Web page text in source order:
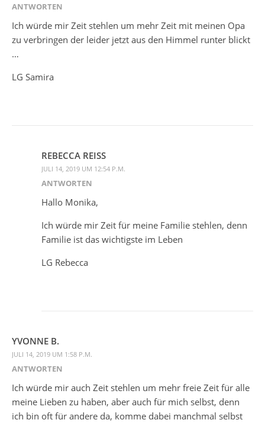
ANTWORTEN
Ich würde mir Zeit stehlen um mehr Zeit mit meinen Opa
zu verbringen der leider jetzt aus den Himmel runter blickt
…
LG Samira
REBECCA REISS
JULI 14, 2019 UM 12:54 P.M.
ANTWORTEN
Hallo Monika,
Ich würde mir Zeit für meine Familie stehlen, denn
Familie ist das wichtigste im Leben
LG Rebecca
YVONNE B.
JULI 14, 2019 UM 1:58 P.M.
ANTWORTEN
Ich würde mir auch Zeit stehlen um mehr freie Zeit für alle
meine Lieben zu haben, aber auch für mich selbst, denn
ich bin oft für andere da, komme dabei manchmal selbst